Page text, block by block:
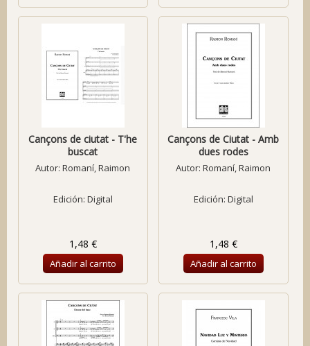
Cançons de ciutat - T'he
buscat
Autor:Romaní, Raimon
Edición: Digital
1,48 €
Añadir al carrito
Cançons de Ciutat - Amb
dues rodes
Autor:Romaní, Raimon
Edición: Digital
1,48 €
Añadir al carrito